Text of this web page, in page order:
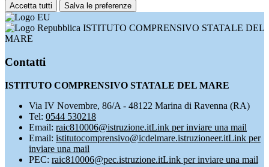
Accetta tutti Salva le preferenze
ISTITUTO COMPRENSIVO STATALE DEL
MARE
Contatti
ISTITUTO COMPRENSIVO STATALE DEL MARE
Via IV Novembre, 86/A - 48122 Marina di Ravenna (RA)
Tel: 0544 530218
Email: raic810006@istruzione.itLink per inviare una mail
Email: istitutocomprensivo@icdelmare.istruzioneer.itLink per
inviare una mail
PEC: raic810006@pec.istruzione.itLink per inviare una mail